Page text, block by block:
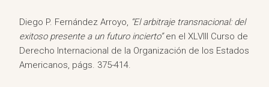
Diego P. Fernández Arroyo, “El arbitraje transnacional: del
exitoso presente a un futuro incierto”en el XLVIII Curso de
Derecho Internacional de la Organización de los Estados
Americanos, págs. 375-414.